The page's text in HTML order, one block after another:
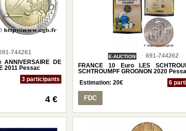
744261
DE
2011 Pessac
3 participants
4 €
E-AUCTION
691-744262
FRANCE 10 Euro LES
SCHTROUMPF GROGNON 2020
Estimation:20€ 6
FDC